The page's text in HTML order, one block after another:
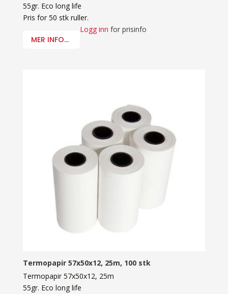
55gr. Eco long life
Pris for 50 stk ruller.
MER INFO...
Logg inn for prisinfo
Termopapir 57x50x12, 25m, 100 stk
Termopapir 57x50x12, 25m
55gr. Eco long life